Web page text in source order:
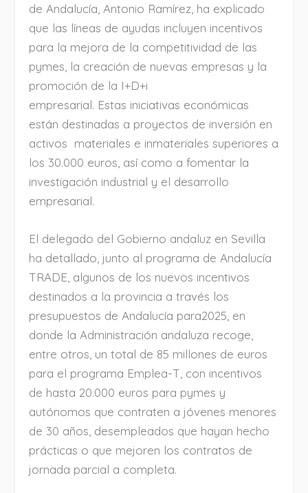
de Andalucía, Antonio Ramírez, ha explicado
que las líneas de ayudas incluyen incentivos
para la mejora de la competitividad de las
pymes, la creación de nuevas empresas y la
promoción de la I+D+i
empresarial. Estas iniciativas económicas
están destinadas a proyectos de inversión en
activos materiales e inmateriales superiores a
los 30.000 euros, así como a fomentar la
investigación industrial y el desarrollo
empresarial.
El delegado del Gobierno andaluz en Sevilla
ha detallado, junto al programa de Andalucía
TRADE, algunos de los nuevos incentivos
destinados a la provincia a través los
presupuestos de Andalucía para2025, en
donde la Administración andaluza recoge,
entre otros, un total de 85 millones de euros
para el programa Emplea-T, con incentivos
de hasta 20.000 euros para pymes y
autónomos que contraten a jóvenes menores
de 30 años, desempleados que hayan hecho
prácticas o que mejoren los contratos de
jornada parcial a completa.